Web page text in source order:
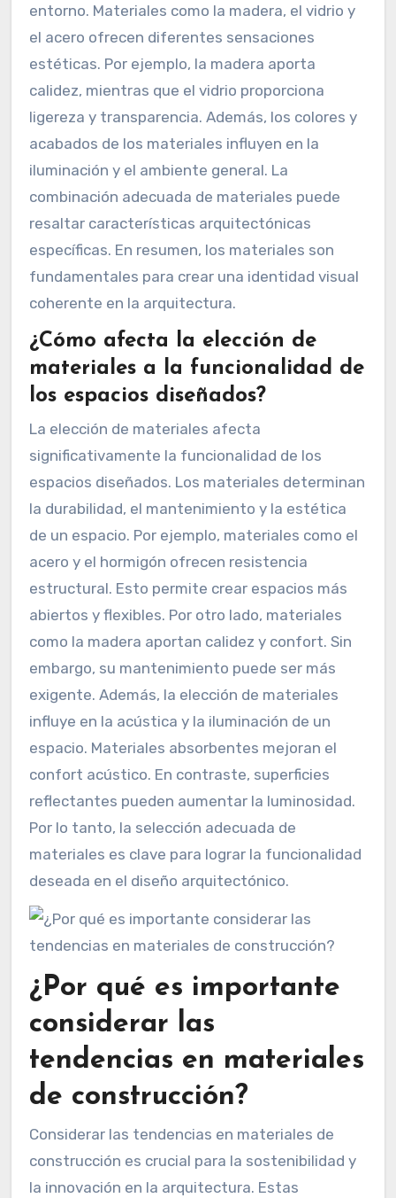
entorno. Materiales como la madera, el vidrio y
el acero ofrecen diferentes sensaciones
estéticas. Por ejemplo, la madera aporta
calidez, mientras que el vidrio proporciona
ligereza y transparencia. Además, los colores y
acabados de los materiales influyen en la
iluminación y el ambiente general. La
combinación adecuada de materiales puede
resaltar características arquitectónicas
específicas. En resumen, los materiales son
fundamentales para crear una identidad visual
coherente en la arquitectura.
¿Cómo afecta la elección de
materiales a la funcionalidad de
los espacios diseñados?
La elección de materiales afecta
significativamente la funcionalidad de los
espacios diseñados. Los materiales determinan
la durabilidad, el mantenimiento y la estética
de un espacio. Por ejemplo, materiales como el
acero y el hormigón ofrecen resistencia
estructural. Esto permite crear espacios más
abiertos y flexibles. Por otro lado, materiales
como la madera aportan calidez y confort. Sin
embargo, su mantenimiento puede ser más
exigente. Además, la elección de materiales
influye en la acústica y la iluminación de un
espacio. Materiales absorbentes mejoran el
confort acústico. En contraste, superficies
reflectantes pueden aumentar la luminosidad.
Por lo tanto, la selección adecuada de
materiales es clave para lograr la funcionalidad
deseada en el diseño arquitectónico.
¿Por qué es importante
considerar las
tendencias en materiales
de construcción?
Considerar las tendencias en materiales de
construcción es crucial para la sostenibilidad y
la innovación en la arquitectura. Estas